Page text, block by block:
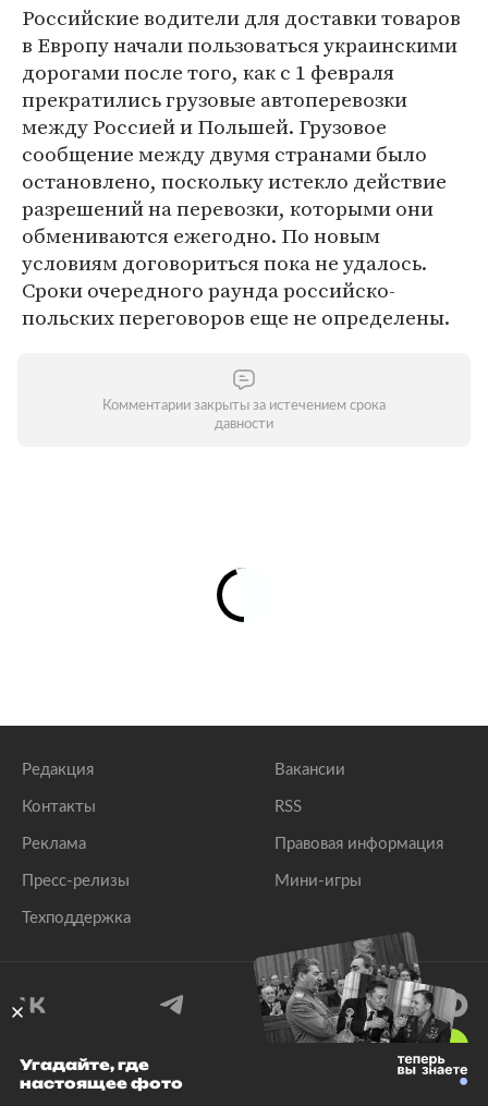
Российские водители для доставки товаров
в Европу начали пользоваться украинскими
дорогами после того, как с 1 февраля
прекратились грузовые автоперевозки
между Россией и Польшей. Грузовое
сообщение между двумя странами было
остановлено, поскольку истекло действие
разрешений на перевозки, которыми они
обмениваются ежегодно. По новым
условиям договориться пока не удалось.
Сроки очередного раунда российско-
польских переговоров еще не определены.
Комментарии закрыты за истечением срока
давности
Редакция
Контакты
Реклама
Пресс-релизы
Техподдержка
Вакансии
RSS
Правовая информация
Мини-игры
© 1999–2026 Все права защищены.
Угадайте, где
настоящее фото